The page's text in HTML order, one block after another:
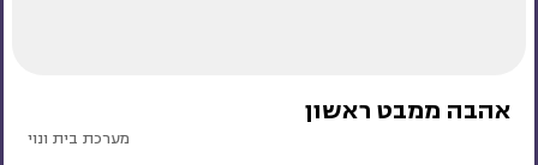
אהבה ממבט ראשון
מערכת בית ונוי